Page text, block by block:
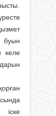
келе
іске